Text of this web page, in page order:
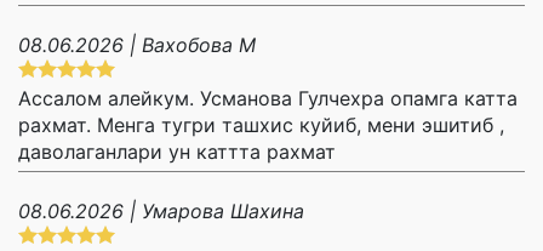
08.06.2026 | Вахобова М
Ассалом алейкум. Усманова Гулчехра опамга катта
рахмат. Менга тугри ташхис куйиб, мени эшитиб ,
даволаганлари ун каттта рахмат
08.06.2026 | Умарова Шахина